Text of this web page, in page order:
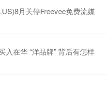
月关停Freevee免费流媒
入在华 “洋品牌” 背后有怎样